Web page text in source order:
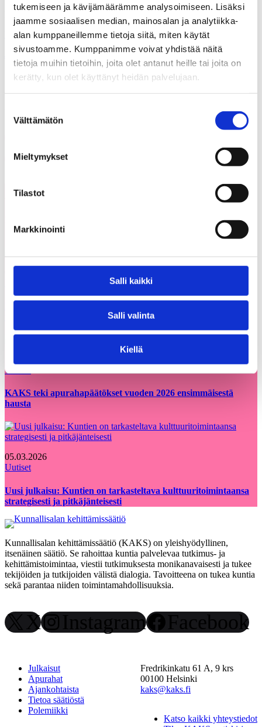
tukemiseen ja kävijämäärämme analysoimiseen. Lisäksi
jaamme sosiaalisen median, mainosalan ja analytiikka-
alan kumppaneillemme tietoja siitä, miten käytät
sivustoamme. Kumppanimme voivat yhdistää näitä
tietoja muihin tietoihin, joita olet antanut heille tai joita on
kerätty, kun olet käyttänyt heidän palvelujaan.
valinta
Välttämätön
Mieltymykset
Tilastot
Markkinointi
Salli kaikki
Salli valinta
Kiellä
Lisätietoja: Asiamies Antti Mykkänen, 0400570087
Lomia voi lyhentää – ylityö- ja sunnuntaikorvauksia ei voi heikentää
Jaa
Share on LinkedIn
Email this Page
Kaikki
Uutiset
KAKS teki apurahapäätökset vuoden 2026 ensimmäisestä
hausta
05.03.2026
Uutiset
Uusi julkaisu: Kuntien on tarkasteltava kulttuuritoimintaansa
strategisesti ja pitkäjänteisesti
Kunnallisalan kehittämissäätiö (KAKS) on yleishyödyllinen,
itsenäinen säätiö. Se rahoittaa kuntia palvelevaa tutkimus- ja
kehittämistoimintaa, viestii tutkimuksesta monikanavaisesti ja tukee
tekijöiden ja tutkijoiden välistä dialogia. Tavoitteena on tukea kuntia
sekä parantaa niiden toimintamahdollisuuksia.
X Instagram Facebook
Julkaisut
Apurahat
Ajankohtaista
Tietoa säätiöstä
Polemiikki
Fredrikinkatu 61 A, 9 krs
00100 Helsinki
kaks@kaks.fi
Katso kaikki yhteystiedot